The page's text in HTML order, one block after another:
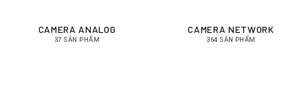
CAMERA ANALOG
37 SẢN PHẨM
CAMERA NETWORK
364 SẢN PHẨM